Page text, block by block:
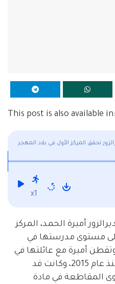
This post is also available in:
تحقق المركز الأول في بلاد المهجر
x1
أميرة الحمد، المركز
على مستوى مدرستها في
أميرة مع عائلتها في
مقاطعة (Hanau) الألمانية منذ عام 2015، وكانت قد
المقاطعة في مادة